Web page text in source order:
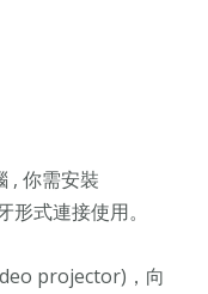
, 你需安裝
形式連接使用。
projector)，向